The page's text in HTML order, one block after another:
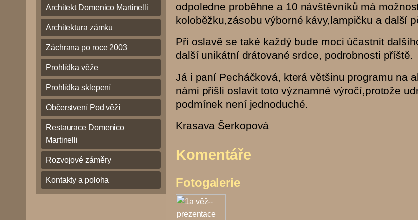
Architekt Domenico Martinelli
Architektura zámku
Záchrana po roce 2003
Prohlídka věže
Prohlídka sklepení
Občerstvení Pod věží
Restaurace Domenico
Martinelli
Rozvojové záměry
Kontakty a poloha
odpoledne proběhne a 10 návštěvníků má
koloběžku,zásobu výborné kávy,lampičku a další
Při oslavě se také každý bude moci účastnit
další unikátní drátované srdce, podrobnosti příště.
Já i paní Pecháčková, která většinu programu na
námi přišli oslavit toto významné výročí,protože
podmínek není jednoduché.
Krasava Šerkopová
Fotogalerie
Komentáře